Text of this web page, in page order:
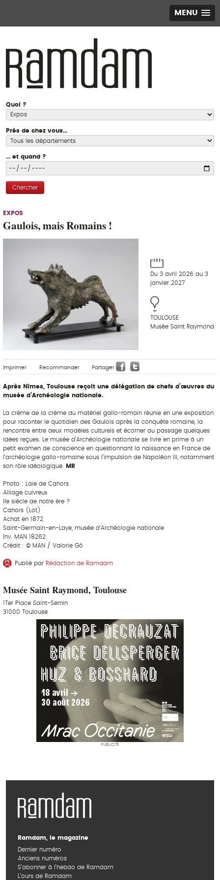
MENU
Quoi ?
Près de chez vous...
... et quand ?
Chercher
EXPOS
Gaulois, mais Romains !
Du 3 avril 2026 au 3
janvier 2027
TOULOUSE
Musée Saint Raymond
Imprimer Recommander Partager
Après Nîmes, Toulouse reçoit une délégation de chefs d’œuvres du
musée d’Archéologie nationale.
La crème de la crème du matériel gallo-romain réunie en une exposition
pour raconter le quotidien des Gaulois après la conquête romaine, la
rencontre entre deux modèles culturels et écorner au passage quelques
idées reçues. Le musée d’Archéologie nationale se livre en prime à un
petit examen de conscience en questionnant la naissance en France de
l’archéologie gallo-romaine sous l’impulsion de Napoléon III, notamment
son rôle idéologique.
MR
Photo : Laie de Cahors
Alliage cuivreux
IIe siècle de notre ère ?
Cahors (Lot)
Achat en 1872
Saint-Germain-en-Laye, musée d’Archéologie nationale
Inv. MAN 18262
Crédit : © MAN / Valorie Gô
Publié par Rédaction de Ramdam
Musée Saint Raymond, Toulouse
1Ter Place Saint-Sernin
31000 Toulouse
PUBLICITÉ
Ramdam, le magazine
Dernier numéro
Anciens numéros
S’abonner à l’hebdo de Ramdam
L’ours de Ramdam